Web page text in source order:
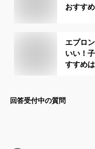
おすす
エプロ
いい！
すすめ
回答受付中の質問